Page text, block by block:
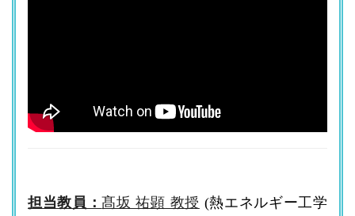
担当教員：髙坂 祐顕 教授 (熱エネルギー工学